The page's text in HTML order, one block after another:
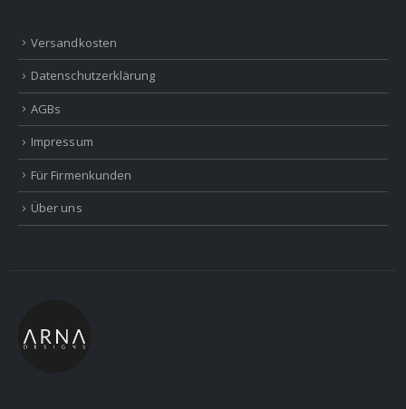
Versandkosten
Datenschutzerklärung
AGBs
Impressum
Für Firmenkunden
Über uns